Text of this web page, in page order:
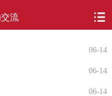
流
06-14
06-14
06-14